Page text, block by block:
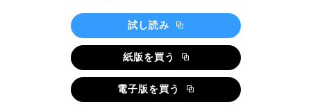
試し読み
紙版を買う
電子版を買う